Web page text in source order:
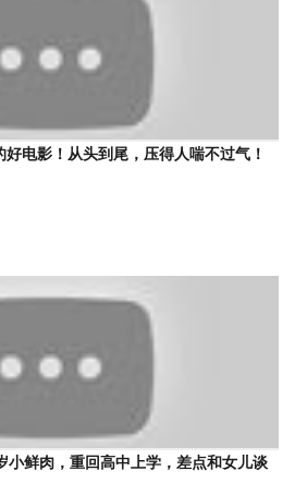
好电影！从头到尾，压得人喘不过气！
小鲜肉，重回高中上学，差点和女儿谈